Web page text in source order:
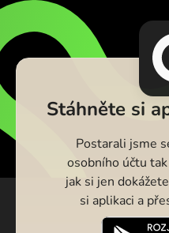
Stáhněte si
Postarali jsme
osobního účtu
jak si jen
si aplikaci a